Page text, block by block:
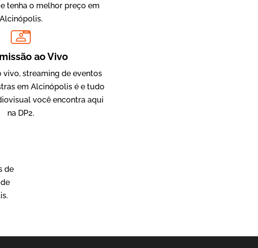
tenha o melhor preço em
Alcinópolis.
LIVE
ao Vivo
vivo, streaming de eventos
em Alcinópolis é e tudo
você encontra aqui
na DP2.
de